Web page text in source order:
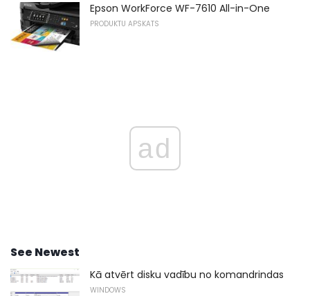
Epson WorkForce WF-7610 All-in-One
PRODUKTU APSKATS
ad
See Newest
Kā atvērt disku vadību no komandrindas
WINDOWS